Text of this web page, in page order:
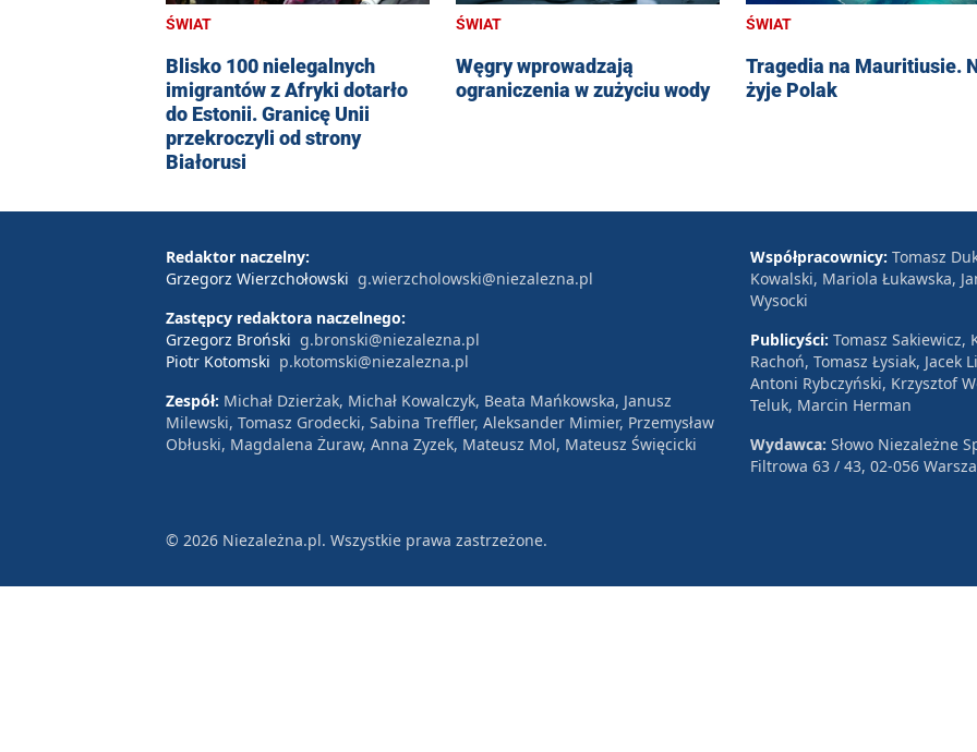
ŚWIAT
Blisko 100 nielegalnych
imigrantów z Afryki dotarło
do Estonii. Granicę Unii
przekroczyli od strony
Białorusi
ŚWIAT
Węgry wprowadzają
ograniczenia w zużyciu wody
ŚWIAT
Tragedia na Mauritiusie.
żyje Polak
Redaktor naczelny:
Grzegorz Wierzchołowski g.wierzcholowski@niezalezna.pl
Zastępcy redaktora naczelnego:
Grzegorz Broński g.bronski@niezalezna.pl
Piotr Kotomski p.kotomski@niezalezna.pl
Zespół: Michał Dzierżak, Michał Kowalczyk, Beata Mańkowska, Janusz
Milewski, Tomasz Grodecki, Sabina Treffler, Aleksander Mimier, Przemysław
Obłuski, Magdalena Żuraw, Anna Zyzek, Mateusz Mol, Mateusz Święcicki
Współpracownicy: Tomasz
Kowalski, Mariola Łukawska,
Wysocki
Publicyści: Tomasz Sakiewicz,
Rachoń, Tomasz Łysiak,
Antoni Rybczyński, Krzysztof
Teluk, Marcin Herman
Wydawca: Słowo Niezależne
Filtrowa 63 / 43, 02-056
© 2026 Niezależna.pl. Wszystkie prawa zastrzeżone.